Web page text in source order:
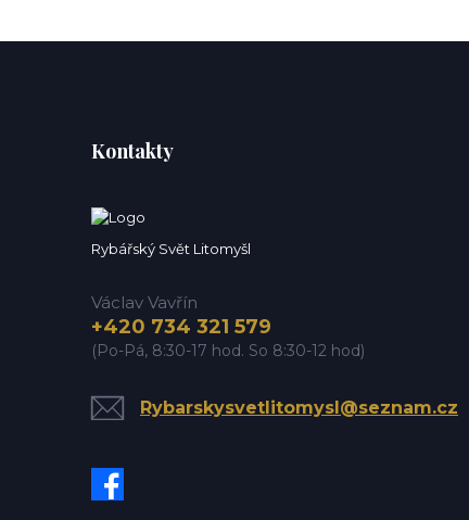
Kontakty
Rybářský Svět Litomyšl
Václav Vavřín
+420 734 321 579
(Po-Pá, 8:30-17 hod. So 8:30-12 hod)
Rybarskysvetlitomysl@seznam.cz